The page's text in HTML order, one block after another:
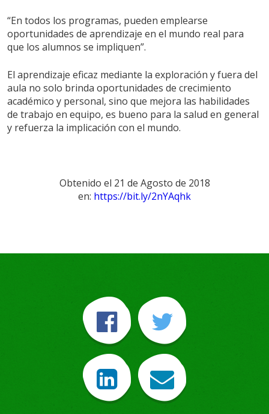
“En todos los programas, pueden emplearse
oportunidades de aprendizaje en el mundo real para
que los alumnos se impliquen”.
El aprendizaje eficaz mediante la exploración y fuera del
aula no solo brinda oportunidades de crecimiento
académico y personal, sino que mejora las habilidades
de trabajo en equipo, es bueno para la salud en general
y refuerza la implicación con el mundo.
Obtenido el 21 de Agosto de 2018
en: https://bit.ly/2nYAqhk